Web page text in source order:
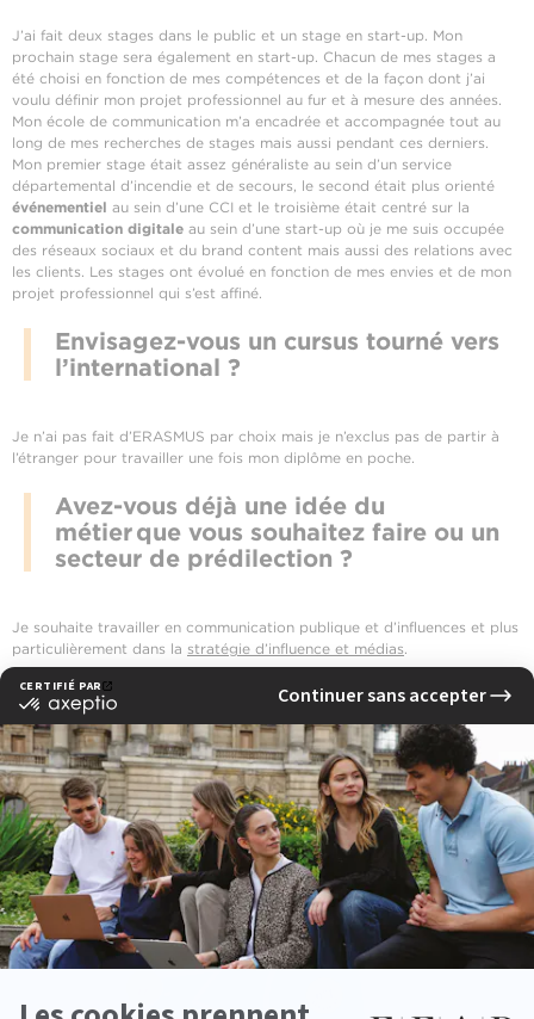
J’ai fait deux stages dans le public et un stage en start-up. Mon
prochain stage sera également en start-up. Chacun de mes stages a
été choisi en fonction de mes compétences et de la façon dont j’ai
voulu définir mon projet professionnel au fur et à mesure des années.
Mon école de communication m’a encadrée et accompagnée tout au
long de mes recherches de stages mais aussi pendant ces derniers.
Mon premier stage était assez généraliste au sein d’un service
départemental d’incendie et de secours, le second était plus orienté
événementiel au sein d’une CCI et le troisième était centré sur la
communication digitale au sein d’une start-up où je me suis occupée
des réseaux sociaux et du brand content mais aussi des relations avec
les clients. Les stages ont évolué en fonction de mes envies et de mon
projet professionnel qui s’est affiné.
Envisagez-vous un cursus tourné vers
l’international ?
Je n’ai pas fait d’ERASMUS par choix mais je n’exclus pas de partir à
l’étranger pour travailler une fois mon diplôme en poche.
Avez-vous déjà une idée du
métier que vous souhaitez faire ou un
secteur de prédilection ?
Je souhaite travailler en communication publique et d’influences et plus
particulièrement dans la stratégie d’influence et médias.
‹ Previous news Next news ›
See other news